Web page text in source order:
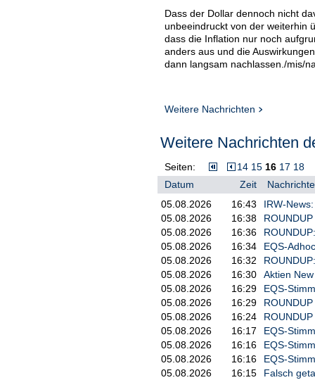
Dass der Dollar dennoch nicht
unbeeindruckt von der weiterhin
dass die Inflation nur noch
anders aus und die
dann langsam nachlassen./mis/
Weitere Nachrichten
Weitere Nachrichten
Seiten: 14 15 16 17 18
Datum
Zeit
05.08.2026
16:43
IRW-
05.08.2026
16:38
05.08.2026
16:36
05.08.2026
16:34
EQS-
05.08.2026
16:32
05.08.2026
16:30
Aktien
05.08.2026
16:29
EQS-
05.08.2026
16:29
05.08.2026
16:24
05.08.2026
16:17
EQS-
05.08.2026
16:16
EQS-
05.08.2026
16:16
EQS-
05.08.2026
16:15
Falsch